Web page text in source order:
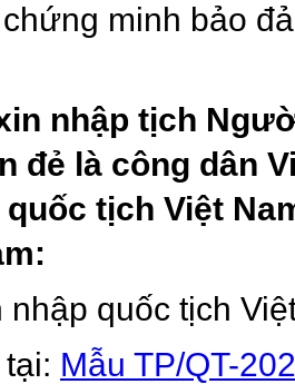
minh bảo
nhập tịch
đẻ là công dân
tịch Việt
quốc tịch
Mẫu TP/QT-